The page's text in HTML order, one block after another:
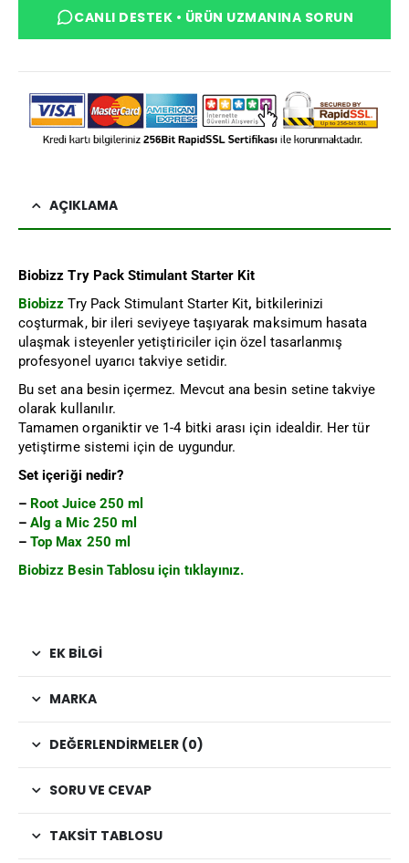
CANLI DESTEK • ÜRÜN UZMANINA SORUN
AÇIKLAMA
Biobizz Try Pack Stimulant Starter Kit
Biobizz Try Pack Stimulant Starter Kit, bitkilerinizi
coşturmak, bir ileri seviyeye taşıyarak maksimum hasata
ulaşmak isteyenler yetiştiriciler için özel tasarlanmış
profesyonel uyarıcı takviye setidir.
Bu set ana besin içermez. Mevcut ana besin setine takviye
olarak kullanılır.
Tamamen organiktir ve 1-4 bitki arası için idealdir. Her tür
yetiştirme sistemi için de uygundur.
Set içeriği nedir?
– Root Juice 250 ml
– Alg a Mic 250 ml
– Top Max 250 ml
Biobizz Besin Tablosu için tıklayınız.
EK BILGI
MARKA
DEĞERLENDIRMELER (0)
SORU VE CEVAP
TAKSIT TABLOSU